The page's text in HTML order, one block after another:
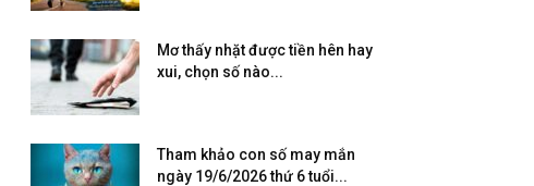
Mơ thấy nhặt được tiền hên hay
xui, chọn số nào...
Tham khảo con số may mắn
ngày 19/6/2026 thứ 6 tuổi...